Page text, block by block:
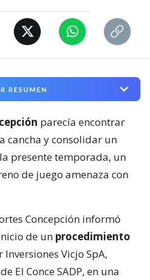
RESUMEN
parecía encontrar
cancha y consolidar un
presente temporada, un
de juego amenaza con
Concepción informó
de un procedimiento
Vicjo SpA,
El Conce SADP, en una